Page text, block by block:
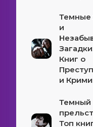
Темные
и
Книг о
и
Темный
Топ